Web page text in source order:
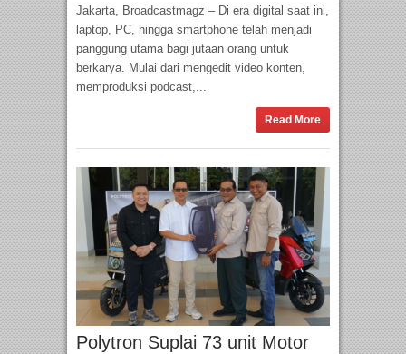
Jakarta, Broadcastmagz – Di era digital saat ini,
laptop, PC, hingga smartphone telah menjadi
panggung utama bagi jutaan orang untuk
berkarya. Mulai dari mengedit video konten,
memproduksi podcast,...
Read More
Polytron Suplai 73 unit Motor